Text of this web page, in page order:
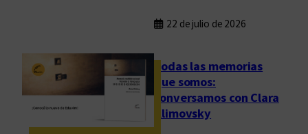
E
22 de julio de 2026
Todas las memorias
que somos:
conversamos con Clara
Klimovsky